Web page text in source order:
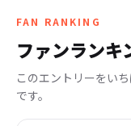
FAN RANKING
ファンランキ
このエントリーをい
です。